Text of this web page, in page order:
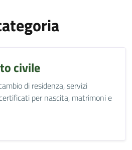
civile
di residenza, servizi
per nascita, matrimoni e